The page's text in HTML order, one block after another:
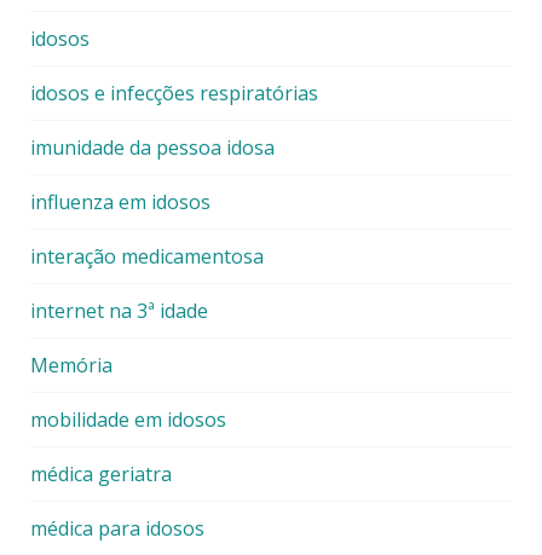
idosos
idosos e infecções respiratórias
imunidade da pessoa idosa
influenza em idosos
interação medicamentosa
internet na 3ª idade
Memória
mobilidade em idosos
médica geriatra
médica para idosos